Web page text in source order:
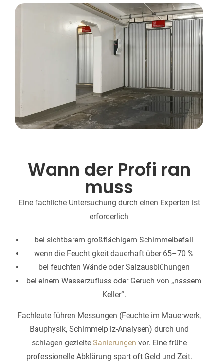
Wann der Profi ran
muss
Eine fachliche Untersuchung durch einen Experten ist
erforderlich
bei sichtbarem großflächigem Schimmelbefall
wenn die Feuchtigkeit dauerhaft über 65–70 %
bei feuchten Wände oder Salz­ausblühungen
bei einem Wasserzufluss oder Geruch von „nassem
Keller“.
Fachleute führen Messungen (Feuchte im Mauerwerk,
Bauphysik, Schimmelpilz-Analysen) durch und
schlagen gezielte Sanierungen vor. Eine frühe
professionelle Abklärung spart oft Geld und Zeit.